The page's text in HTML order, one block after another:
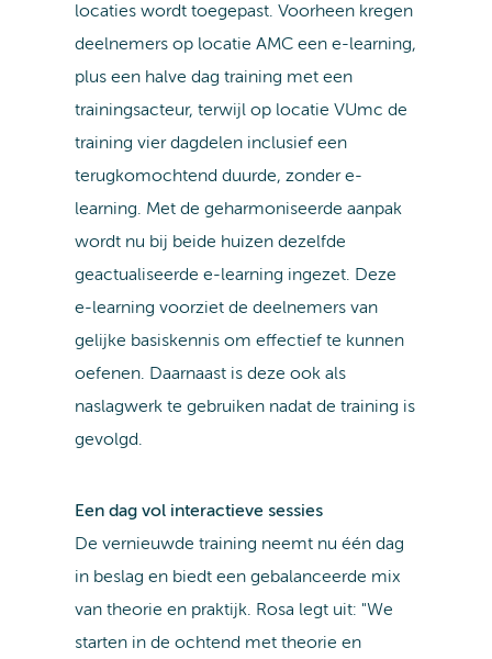
locaties wordt toegepast. Voorheen kregen
deelnemers op locatie AMC een e-learning,
plus een halve dag training met een
trainingsacteur, terwijl op locatie VUmc de
training vier dagdelen inclusief een
terugkomochtend duurde, zonder e-
learning. Met de geharmoniseerde aanpak
wordt nu bij beide huizen dezelfde
geactualiseerde e-learning ingezet. Deze
e-learning voorziet de deelnemers van
gelijke basiskennis om effectief te kunnen
oefenen. Daarnaast is deze ook als
naslagwerk te gebruiken nadat de training is
gevolgd.
Een dag vol interactieve sessies
De vernieuwde training neemt nu één dag
in beslag en biedt een gebalanceerde mix
van theorie en praktijk. Rosa legt uit: "We
starten in de ochtend met theorie en